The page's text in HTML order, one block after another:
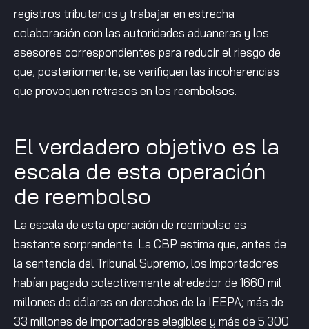
registros tributarios y trabajar en estrecha
colaboración con las autoridades aduaneras y los
asesores correspondientes para reducir el riesgo de
que, posteriormente, se verifiquen las incoherencias
que provoquen retrasos en los reembolsos.
El verdadero objetivo es la
escala de esta operación
de reembolso
La escala de esta operación de reembolso es
bastante sorprendente. La CBP estima que, antes de
la sentencia del Tribunal Supremo, los importadores
habían pagado colectivamente alrededor de 1660 mil
millones de dólares en derechos de la IEEPA; más de
33 millones de importadores elegibles y más de 5.300